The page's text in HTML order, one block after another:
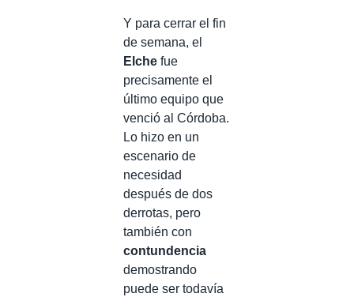
Y para cerrar el fin
de semana, el
Elche fue
precisamente el
último equipo que
venció al Córdoba.
Lo hizo en un
escenario de
necesidad
después de dos
derrotas, pero
también con
contundencia
demostrando
puede ser todavía